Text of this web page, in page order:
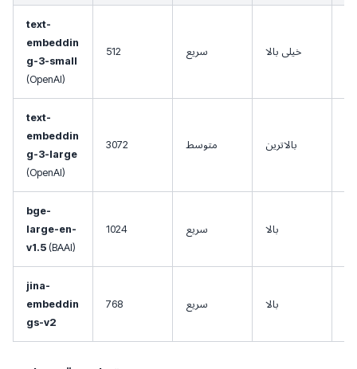
text-
embeddin
g-3-small
(OpenAI)
512 سریع خیلی بالا
text-
embeddin
g-3-large
(OpenAI)
3072 بالاترین
bge-
large-en-
v1.5 (BAAI)
1024 سریع بالا
jina-
embeddin
gs-v2
768 سریع بالا